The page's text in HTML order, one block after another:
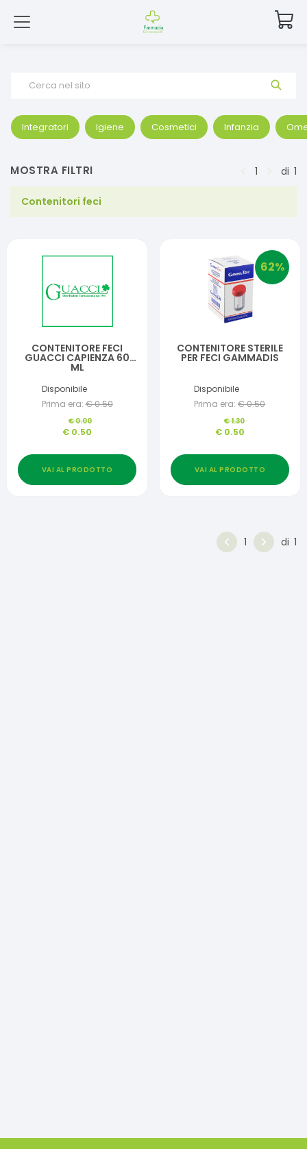
Cerca nel sito
Integratori Igiene Cosmetici Infanzia
MOSTRA FILTRI 1 di 1
Contenitori feci
CONTENITORE FECI
GUACCI CAPIENZA 60
ML
Disponibile
Prima era: €0.50
€0.00
€ 0.50
VAI AL PRODOTTO
62%
CONTENITORE STERILE
PER FECI GAMMADIS
Disponibile
Prima era: €0.50
€1.30
€ 0.50
VAI AL PRODOTTO
1 di 1